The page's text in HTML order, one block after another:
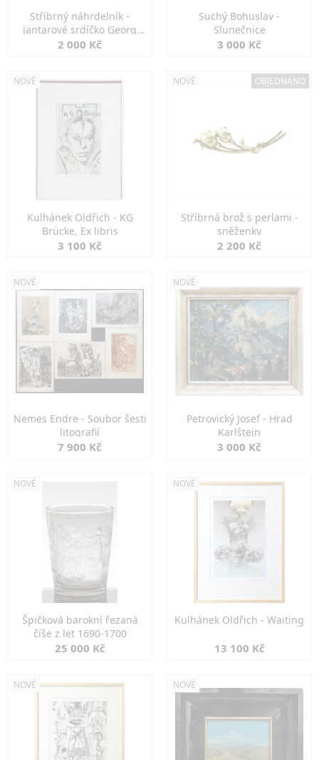
Stříbrný náhrdelník -
jantarové srdíčko Georg
Kramer
2 000 Kč
Suchý Bohuslav -
Slunečnice
3 000 Kč
NOVÉ
Kulhánek Oldřich - KG
Brücke, Ex libris
3 100 Kč
NOVÉ OBJEDNÁNO
Stříbrná brož s perlami -
sněženky
2 200 Kč
NOVÉ
Nemes Endre - Soubor šesti
litografií
7 900 Kč
NOVÉ
Petrovický Josef - Hrad
Karlštejn
3 000 Kč
NOVÉ
Špičková barokní řezaná
číše z let 1690-1700
25 000 Kč
NOVÉ
Kulhánek Oldřich - Waiting
13 100 Kč
NOVÉ NOVÉ